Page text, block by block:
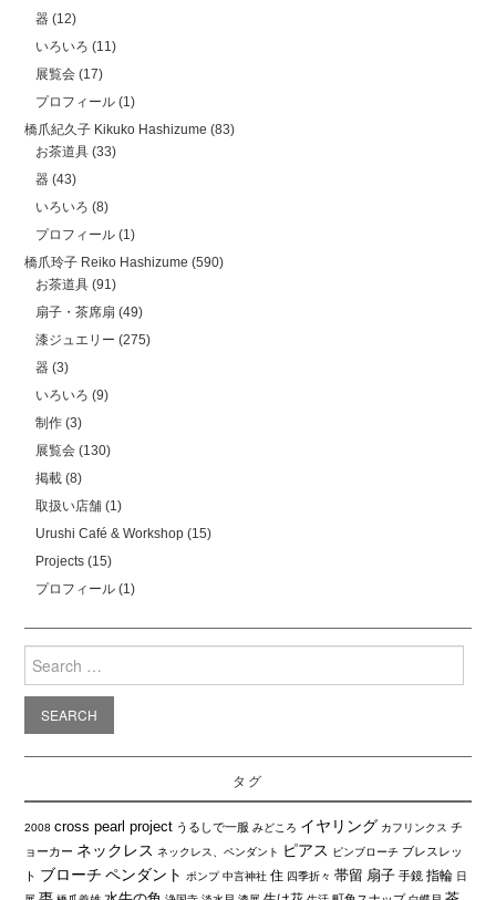
器 (12)
いろいろ (11)
展覧会 (17)
プロフィール (1)
橋爪紀久子 Kikuko Hashizume (83)
お茶道具 (33)
器 (43)
いろいろ (8)
プロフィール (1)
橋爪玲子 Reiko Hashizume (590)
お茶道具 (91)
扇子・茶席扇 (49)
漆ジュエリー (275)
器 (3)
いろいろ (9)
制作 (3)
展覧会 (130)
掲載 (8)
取扱い店舗 (1)
Urushi Café & Workshop (15)
Projects (15)
プロフィール (1)
for:
タグ
2008 cross pearl project うるしで一服 みどころ イヤリング カフリンクス チ
ョーカー ネックレス ネックレス、ペンダント ピアス ピンブローチ ブレスレッ
ト ブローチ ペンダント ポンプ 中言神社 住 四季折々 帯留 扇子 手鏡 指輪 日